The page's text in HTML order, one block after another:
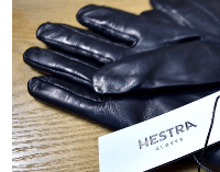
104만 9400원으로 책정되
훌쩍 넘는 스마트폰을 '무료'
수 있는 기회를 스마트폰 가